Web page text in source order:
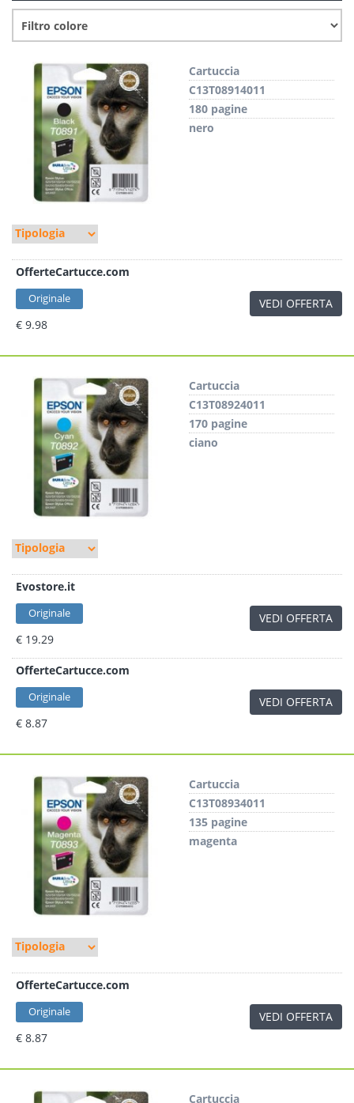
Cartuccia
C13T08914011
180 pagine
nero
OfferteCartucce.com
Originale
€ 9.98
VEDI OFFERTA
Cartuccia
C13T08924011
170 pagine
ciano
Evostore.it
Originale
€ 19.29
VEDI OFFERTA
OfferteCartucce.com
Originale
€ 8.87
VEDI OFFERTA
Cartuccia
C13T08934011
135 pagine
magenta
OfferteCartucce.com
Originale
€ 8.87
VEDI OFFERTA
Cartuccia